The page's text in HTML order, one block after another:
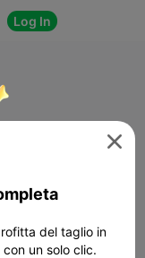
Log In

del taglio in
un solo clic.